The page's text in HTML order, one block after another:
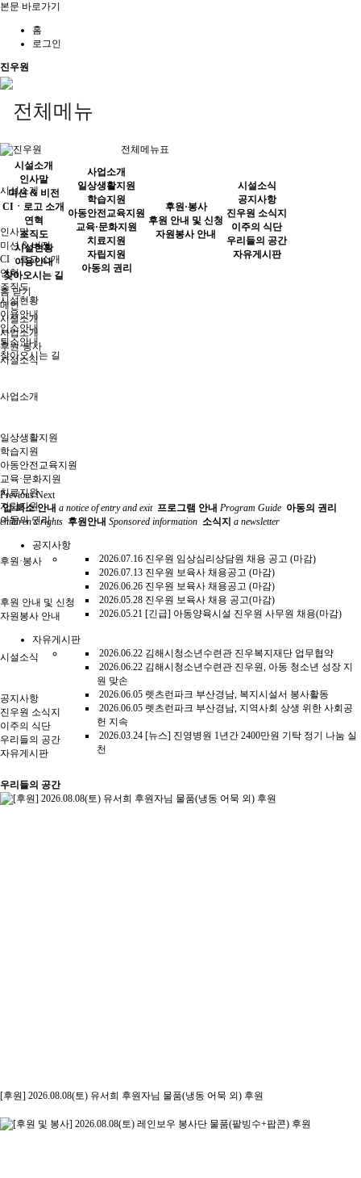
본문 바로가기
홈
로그인
진우원
시설소개
인사말
미션 & 비전
CIㆍ로고 소개
연혁
조직도
시설현황
이용안내
입소안내
퇴소안내
찾아오시는 길
사업소개
일상생활지원
학습지원
아동안전교육지원
교육·문화지원
치료지원
자립지원
아동의 권리
후원·봉사
후원 안내 및 신청
자원봉사 안내
시설소식
공지사항
진우원 소식지
이주의 식단
우리들의 공간
자유게시판
전체메뉴표
시설소개
인사말
미션 & 비전
CIㆍ로고 소개
연혁
조직도
시설현황
이용안내
찾아오시는 길
사업소개
일상생활지원
학습지원
아동안전교육지원
교육·문화지원
치료지원
자립지원
아동의 권리
후원·봉사
후원 안내 및 신청
자원봉사 안내
시설소식
공지사항
진우원 소식지
이주의 식단
우리들의 공간
자유게시판
홈 닫기
메인
시설소개
사업소개
후원·봉사
시설소식
Previous Next
입·퇴소 안내 a notice of entry and exit 프로그램 안내 Program Guide 아동의 권리
children's rights 후원안내 Sponsored information 소식지 a newsletter
공지사항
2026.07.16 진우원 임상심리상담원 채용 공고 (마감)
2026.07.13 진우원 보육사 채용공고 (마감)
2026.06.26 진우원 보육사 채용공고 (마감)
2026.05.28 진우원 보육사 채용 공고(마감)
2026.05.21 [긴급] 아동양육시설 진우원 사무원 채용(마감)
자유게시판
2026.06.22 김해시청소년수련관 진우복지재단 업무협약
2026.06.22 김해시청소년수련관 진우원, 아동 청소년 성장 지
원 맞손
2026.06.05 렛츠런파크 부산경남, 복지시설서 봉사활동
2026.06.05 렛츠런파크 부산경남, 지역사회 상생 위한 사회공
헌 지속
2026.03.24 [뉴스] 진영병원 1년간 2400만원 기탁 정기 나눔 실
천
우리들의 공간
[후원] 2026.08.08(토) 유서희 후원자님 물품(냉동 어묵 외) 후원